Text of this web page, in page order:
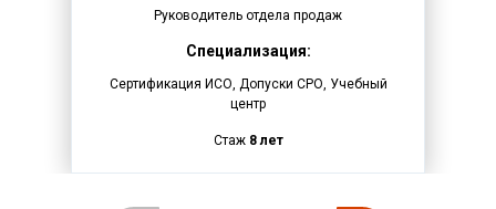
Руководитель отдела продаж
Специализация:
Сертификация ИСО, Допуски СРО, Учебный
центр
Стаж 8 лет